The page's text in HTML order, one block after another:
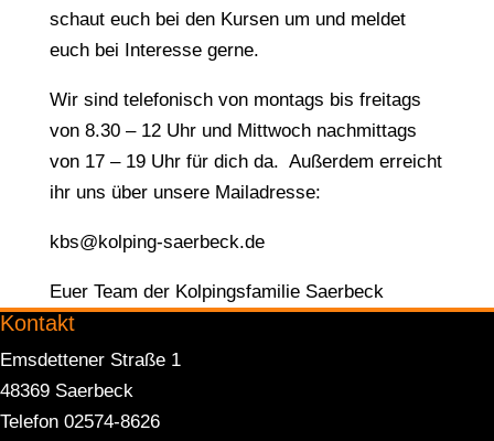
schaut euch bei den Kursen um und meldet
euch bei Interesse gerne.
Wir sind telefonisch von montags bis freitags
von 8.30 – 12 Uhr und Mittwoch nachmittags
von 17 – 19 Uhr für dich da. Außerdem erreicht
ihr uns über unsere Mailadresse:
kbs@kolping-saerbeck.de
Euer Team der Kolpingsfamilie Saerbeck
Kontakt
Emsdettener Straße 1
48369 Saerbeck
Telefon 02574-8626